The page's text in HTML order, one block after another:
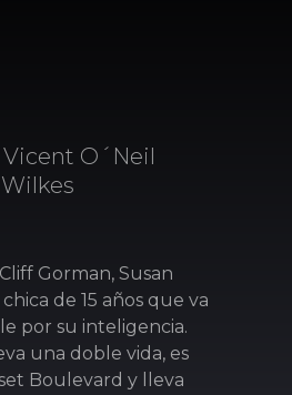
O´Neil
Gorman, Susan
de 15 años que va
por su inteligencia.
una doble vida, es
Boulevard y lleva